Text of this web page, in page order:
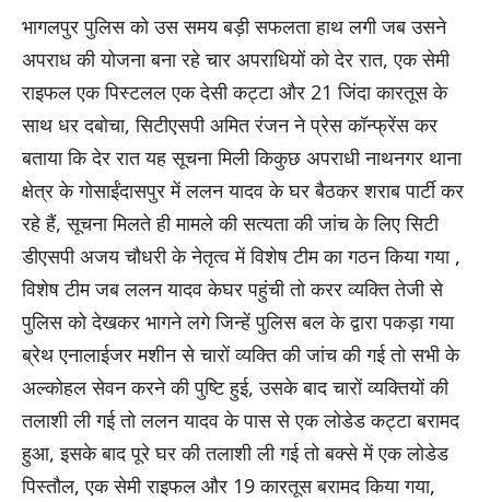
भागलपुर पुलिस को उस समय बड़ी सफलता हाथ लगी जब उसने
अपराध की योजना बना रहे चार अपराधियों को देर रात, एक सेमी
राइफल एक पिस्टलल एक देसी कट्टा और 21 जिंदा कारतूस के
साथ धर दबोचा, सिटीएसपी अमित रंजन ने प्रेस कॉन्फ्रेंस कर
बताया कि देर रात यह सूचना मिली किकुछ अपराधी नाथनगर थाना
क्षेत्र के गोसाईंदासपुर में ललन यादव के घर बैठकर शराब पार्टी कर
रहे हैं, सूचना मिलते ही मामले की सत्यता की जांच के लिए सिटी
डीएसपी अजय चौधरी के नेतृत्व में विशेष टीम का गठन किया गया ,
विशेष टीम जब ललन यादव केघर पहुंची तो करर व्यक्ति तेजी से
पुलिस को देखकर भागने लगे जिन्हें पुलिस बल के द्वारा पकड़ा गया
ब्रेथ एनालाईजर मशीन से चारों व्यक्ति की जांच की गई तो सभी के
अल्कोहल सेवन करने की पुष्टि हुई, उसके बाद चारों व्यक्तियों की
तलाशी ली गई तो ललन यादव के पास से एक लोडेड कट्टा बरामद
हुआ, इसके बाद पूरे घर की तलाशी ली गई तो बक्से में एक लोडेड
पिस्तौल, एक सेमी राइफल और 19 कारतूस बरामद किया गया,